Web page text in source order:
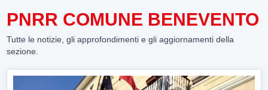
PNRR COMUNE BENEVENTO
Tutte le notizie, gli approfondimenti e gli aggiornamenti della
sezione.